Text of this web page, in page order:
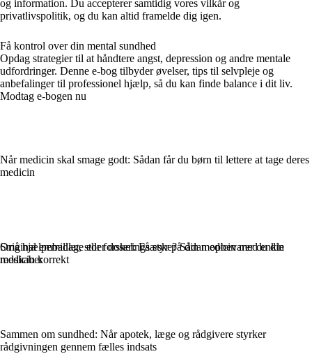
og information. Du accepterer samtidig vores vilkår og
privatlivspolitik, og du kan altid framelde dig igen.
Få kontrol over din mental sundhed
Opdag strategier til at håndtere angst, depression og andre mentale
udfordringer. Denne e-bog tilbyder øvelser, tips til selvpleje og
anbefalinger til professionel hjælp, så du kan finde balance i dit liv.
Modtag e-bogen nu
Når medicin skal smage godt: Sådan får du børn til lettere at tage deres
medicin
Original emballage eller doseringsæske? Sådan opbevarer du din
medicin korrekt
Sammen om sundhed: Når apotek, læge og rådgivere styrker
rådgivningen gennem fælles indsats
Små hjælpemidler, stor forskel: Få styr på din medicin med enkle
redskaber